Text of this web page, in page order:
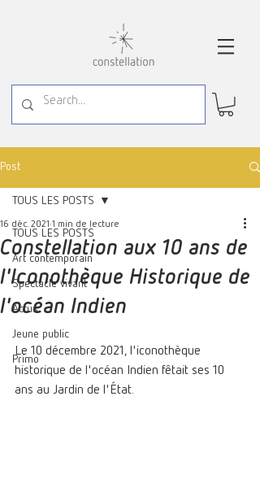
Post
TOUS LES POSTS
Art contemporain
Spectacle vivant
Actus
Jeune public
Primo
TOUS LES POSTS
Constellation aux 10 ans de
l'Iconothèque Historique de
l'océan Indien
16 déc. 2021 1 min de lecture
Le 10 décembre 2021, l'iconothèque
historique de l'océan Indien fêtait ses 10
ans au Jardin de l'État.